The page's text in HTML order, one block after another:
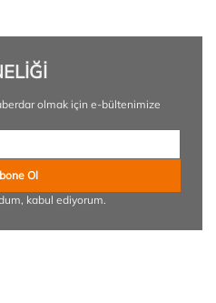
olmak için e-bültenimize
Ol
kabul ediyorum.